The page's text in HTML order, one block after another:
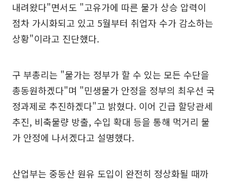
내려왔다"면서도 "고유가에 따른 물가 상승 압력이
점차 가시화되고 있고 5월부터 취업자 수가 감소하는
상황"이라고 진단했다.
구 부총리는 "물가는 정부가 할 수 있는 모든 수단을
총동원하겠다"며 "민생물가 안정을 정부의 최우선 국
정과제로 추진하겠다"고 밝혔다. 이어 긴급 할당관세
추진, 비축물량 방출, 수입 확대 등을 통해 먹거리 물
가 안정에 나서겠다고 설명했다.
산업부는 중동산 원유 도입이 완전히 정상화될 때까